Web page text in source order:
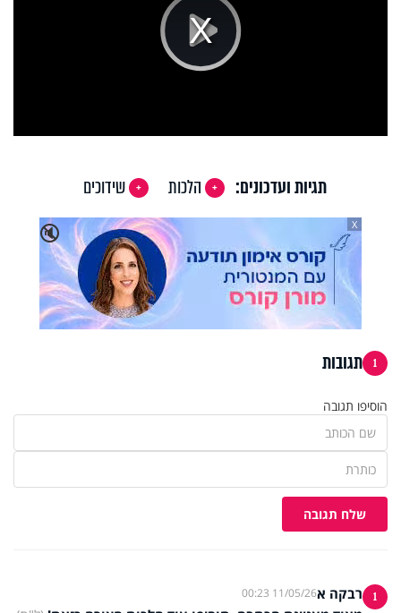
Play
Video
תגיות ועדכונים: הלכות
שידוכים
🔇
X
1 תגובות
הוסיפו תגובה
שלח תגובה
1 רבקה א11/05/26 00:23